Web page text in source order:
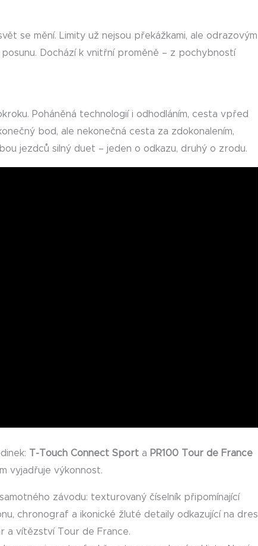
se mění. Limity už nejsou překážkami, ale odrazovým
Dochází k vnitřní proměně – z pochybností
Poháněná technologií i odhodláním, cesta vpřed
bod, ale nekonečná cesta za zdokonalením,
jezdců silný duet – jeden o odkazu, druhý o zrodu.
T-Touch Connect Sport a PR100 Tour de France
vyjadřuje výkonnost.
závodu: texturovaný číselník připomínající
chronograf a ikonické žluté detaily odkazující na dres
a vítězství Tour de France.